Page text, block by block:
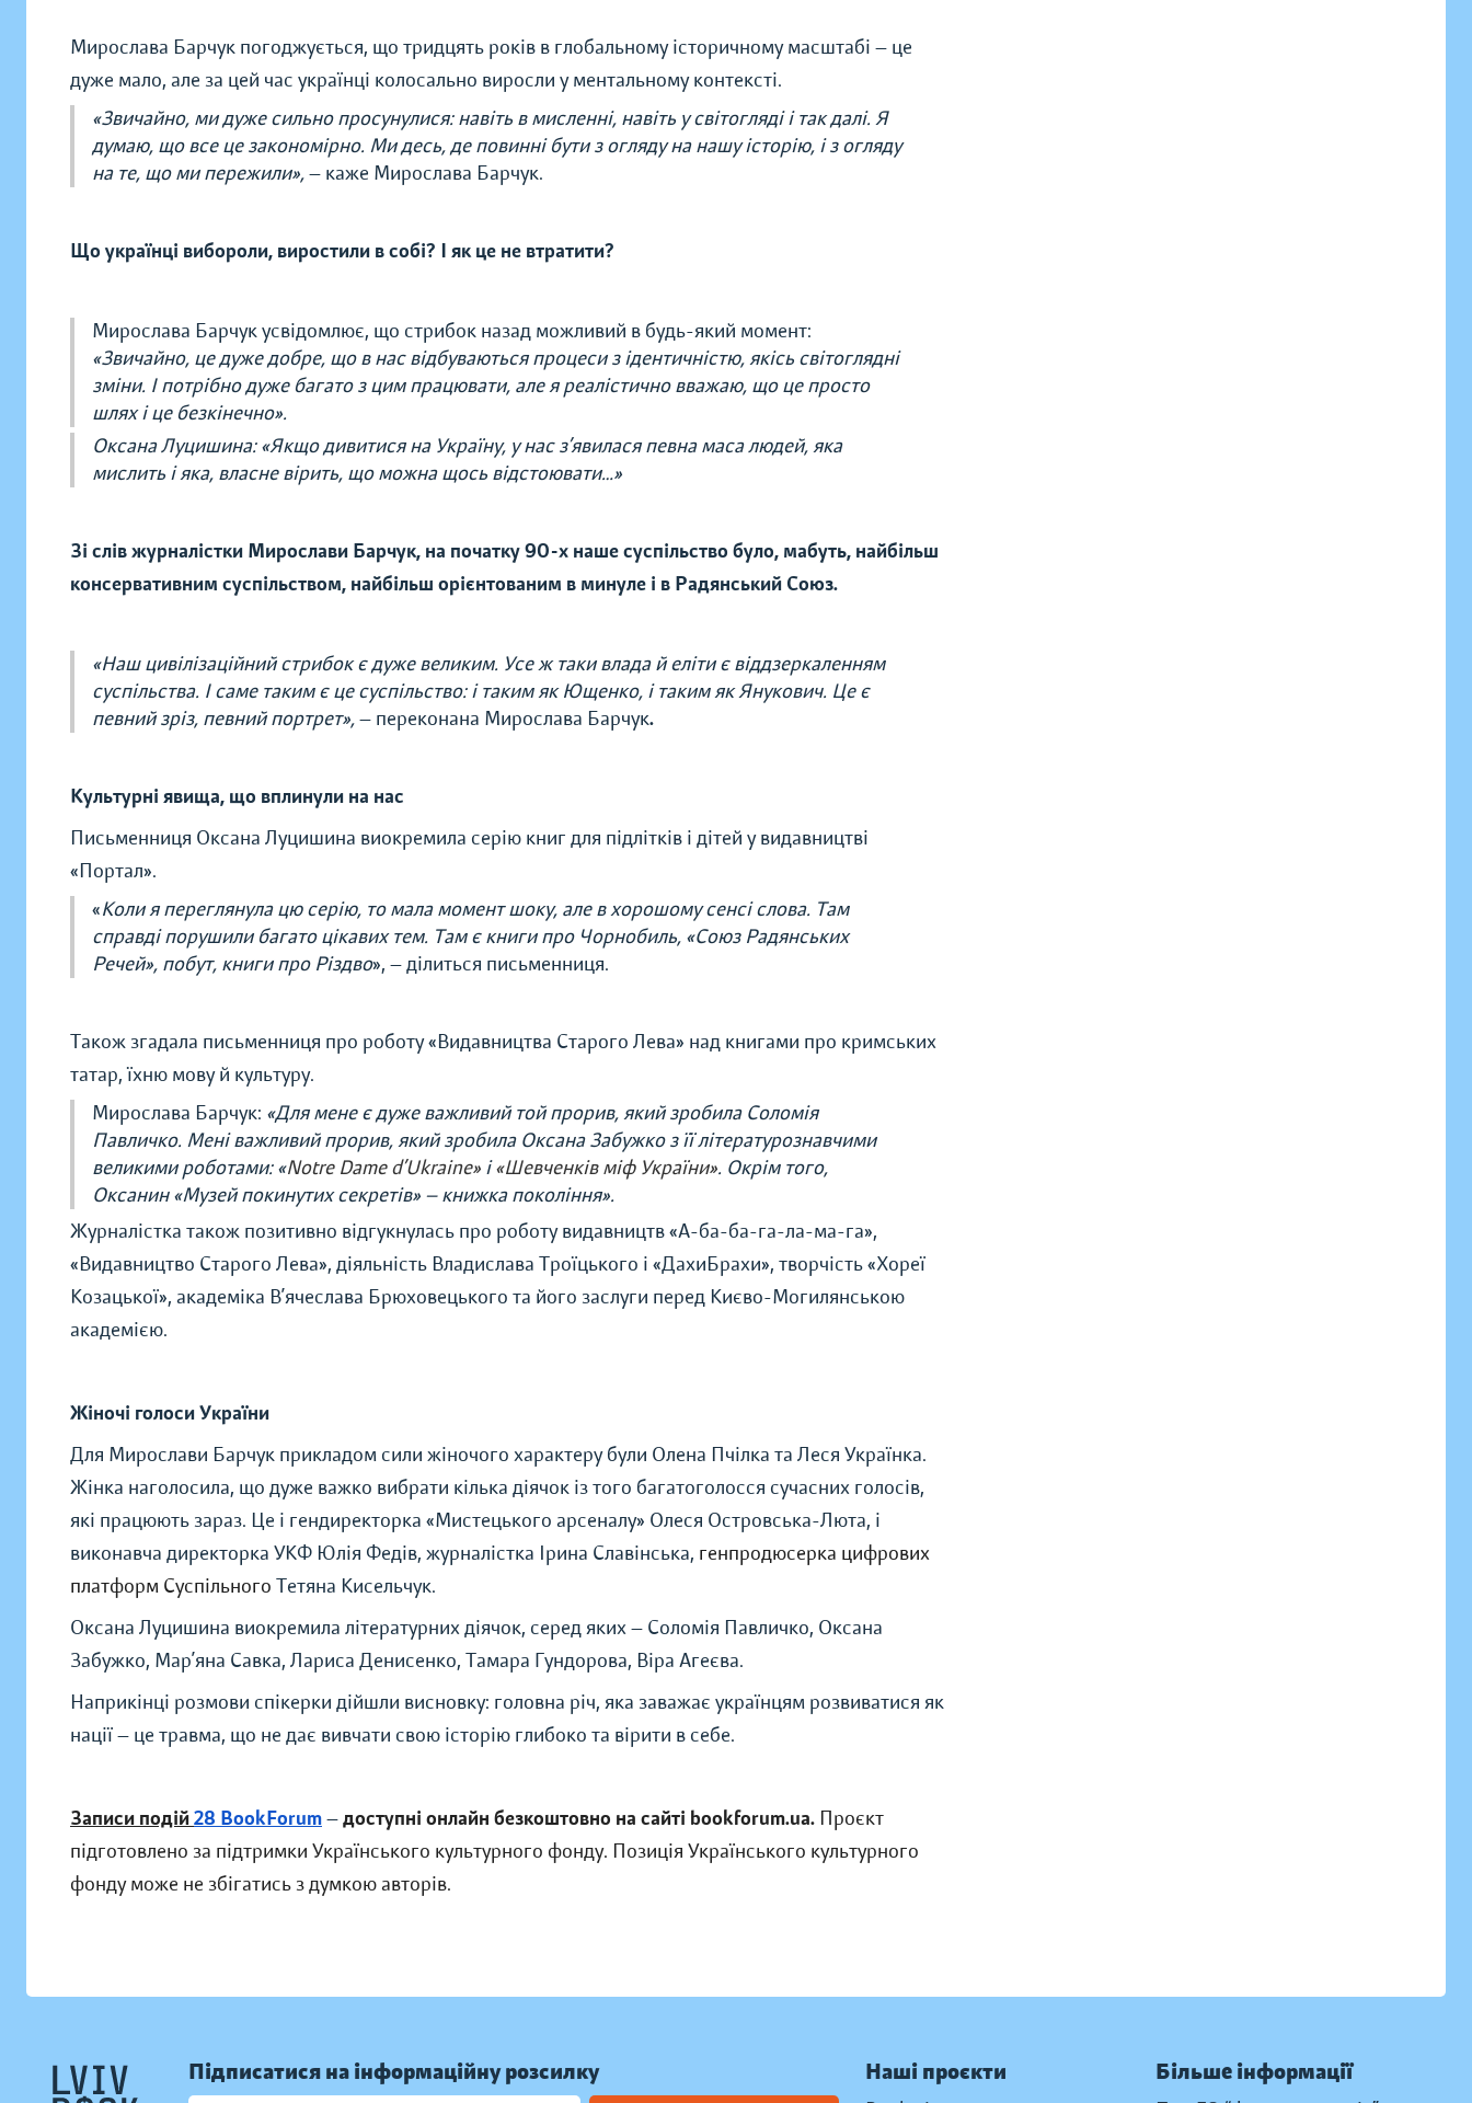
Мирослава Барчук погоджується, що тридцять років в глобальному історичному масштабі — це
дуже мало, але за цей час українці колосально виросли у ментальному контексті.
«Звичайно, ми дуже сильно просунулися: навіть в мисленні, навіть у світогляді і так далі. Я
думаю, що все це закономірно. Ми десь, де повинні бути з огляду на нашу історію, і з огляду
на те, що ми пережили»,— каже Мирослава Барчук.
Що українці вибороли, виростили в собі? І як це не втратити?
Мирослава Барчук усвідомлює, що стрибок назад можливий в будь-який момент:
«Звичайно, це дуже добре, що в нас відбуваються процеси з ідентичністю, якісь світоглядні
зміни. І потрібно дуже багато з цим працювати, але я реалістично вважаю, що це просто
шлях і це безкінечно».
Оксана Луцишина: «Якщо дивитися на Україну, у нас з’явилася певна маса людей, яка
мислить і яка, власне вірить, що можна щось відстоювати…»
Зі слів журналістки Мирослави Барчук, на початку 90-х наше суспільство було, мабуть, найбільш
консервативним суспільством, найбільш орієнтованим в минуле і в Радянський Союз.
«Наш цивілізаційний стрибок є дуже великим. Усе ж таки влада й еліти є віддзеркаленням
суспільства. І саме таким є це суспільство: і таким як Ющенко, і таким як Янукович. Це є
певний зріз, певний портрет»,— переконана Мирослава Барчук.
Культурні явища, що вплинули на нас
Письменниця Оксана Луцишина виокремила серію книг для підлітків і дітей у видавництві
«Портал».
«Коли я переглянула цю серію, то мала момент шоку, але в хорошому сенсі слова. Там
справді порушили багато цікавих тем. Там є книги про Чорнобиль, «Союз Радянських
Речей», побут, книги про Різдво», — ділиться письменниця.
Також згадала письменниця про роботу «Видавництва Старого Лева» над книгами про кримських
татар, їхню мову й культуру.
Мирослава Барчук: «Для мене є дуже важливий той прорив, який зробила Соломія
Павличко. Мені важливий прорив, який зробила Оксана Забужко з її літературознавчими
великими роботами: «Notre Dame d’Ukraine» і«Шевченків міф України». Окрім того,
Оксанин «Музей покинутих секретів» — книжка покоління».
Журналістка також позитивно відгукнулась про роботу видавництв «А-ба-ба-га-ла-ма-га»,
«Видавництво Старого Лева», діяльність Владислава Троїцького і «ДахиБрахи», творчість «Хореї
Козацької», академіка В’ячеслава Брюховецького та його заслуги перед Києво-Могилянською
академією.
Жіночі голоси України
Для Мирослави Барчук прикладом сили жіночого характеру були Олена Пчілка та Леся Українка.
Жінка наголосила, що дуже важко вибрати кілька діячок із того багатоголосся сучасних голосів,
які працюють зараз. Це і гендиректорка «Мистецького арсеналу» Олеся Островська-Люта, і
виконавча директорка УКФ Юлія Федів, журналістка Ірина Славінська, генпродюсерка цифрових
платформ Суспільного Тетяна Кисельчук.
Оксана Луцишина виокремила літературних діячок, серед яких — Соломія Павличко, Оксана
Забужко, Мар’яна Савка, Лариса Денисенко, Тамара Гундорова, Віра Агеєва.
Наприкінці розмови спікерки дійшли висновку: головна річ, яка заважає українцям розвиватися як
нації — це травма, що не дає вивчати свою історію глибоко та вірити в себе.
Записи подій28 BookForum—доступні онлайн безкоштовно на сайті bookforum.ua. Проєкт
підготовлено за підтримки Українського культурного фонду. Позиція Українського культурного
фонду може не збігатись з думкою авторів.
Підписатися на інформаційну розсилку Наші проєкти Більше інформації